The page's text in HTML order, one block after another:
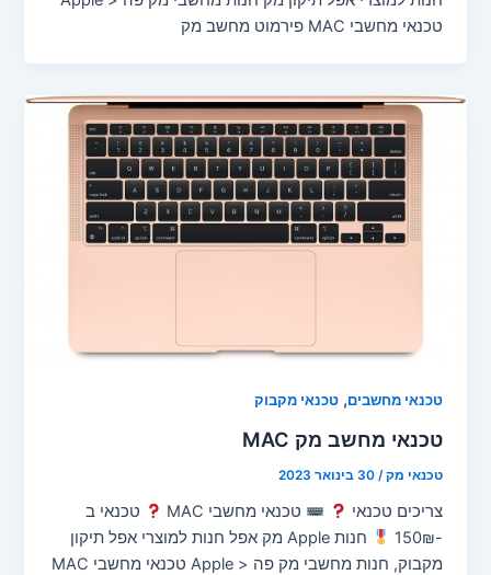
טכנאי מחשבי MAC פירמוט מחשב מק
טכנאי מחשבים,טכנאי מקבוק
טכנאי מחשב מק MAC
טכנאי מק/30 בינואר 2023
צריכים טכנאי טכנאי מחשבי MAC
טכנאי ב
-150₪
חנות Apple מק אפל חנות למוצרי אפל תיקון
מקבוק, חנות מחשבי מק פה < Apple טכנאי מחשבי MAC